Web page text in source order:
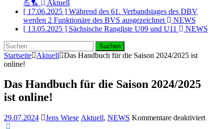
💪🏸
Aktuell
[ 17.06.2025 ] Während des 61. Verbandstages des DBV
werden 2 Funktionäre des BVS ausgezeichnet
NEWS
[ 13.05.2025 ] Sächsische Rangliste U09 und U11
NEWS
Suchen
nach:
Startseite Aktuell
Das Handbuch für die Saison 2024/2025 ist
online!
Das Handbuch für die Saison 2024/2025
ist online!
29.07.2024 Jens Wiese Aktuell, NEWS Kommentare deaktiviertfür